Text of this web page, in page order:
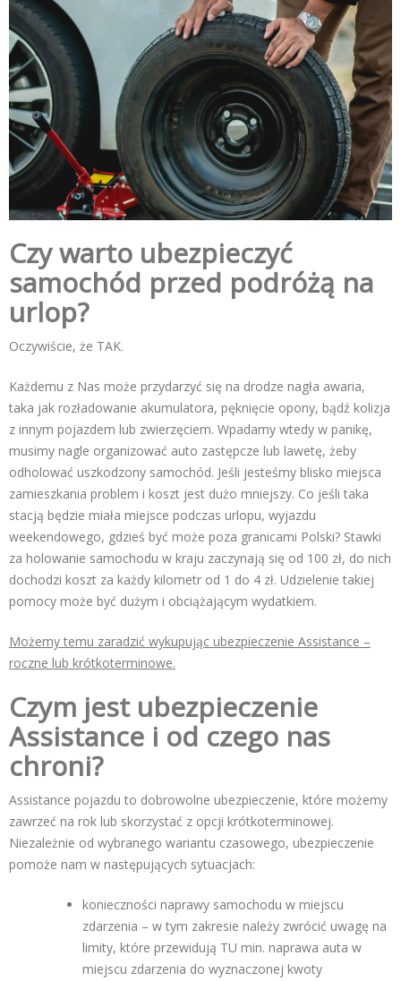
Czy warto ubezpieczyć
samochód przed podróżą na
urlop?
Oczywiście, że TAK.
Każdemu z Nas może przydarzyć się na drodze nagła awaria,
taka jak rozładowanie akumulatora, pęknięcie opony, bądź kolizja
z innym pojazdem lub zwierzęciem. Wpadamy wtedy w panikę,
musimy nagle organizować auto zastępcze lub lawetę, żeby
odholować uszkodzony samochód. Jeśli jesteśmy blisko miejsca
zamieszkania problem i koszt jest dużo mniejszy. Co jeśli taka
stacją będzie miała miejsce podczas urlopu, wyjazdu
weekendowego, gdzieś być może poza granicami Polski? Stawki
za holowanie samochodu w kraju zaczynają się od 100 zł, do nich
dochodzi koszt za każdy kilometr od 1 do 4 zł. Udzielenie takiej
pomocy może być dużym i obciążającym wydatkiem.
Możemy temu zaradzić wykupując ubezpieczenie Assistance –
roczne lub krótkoterminowe.
Czym jest ubezpieczenie
Assistance i od czego nas
chroni?
Assistance pojazdu to dobrowolne ubezpieczenie, które możemy
zawrzeć na rok lub skorzystać z opcji krótkoterminowej.
Niezależnie od wybranego wariantu czasowego, ubezpieczenie
pomoże nam w następujących sytuacjach:
konieczności naprawy samochodu w miejscu
zdarzenia – w tym zakresie należy zwrócić uwagę na
limity, które przewidują TU min. naprawa auta w
miejscu zdarzenia do wyznaczonej kwoty